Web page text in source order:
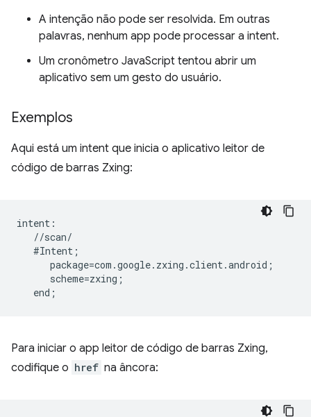
A intenção não pode ser resolvida. Em outras
palavras, nenhum app pode processar a intent.
Um cronômetro JavaScript tentou abrir um
aplicativo sem um gesto do usuário.
Exemplos
Aqui está um intent que inicia o aplicativo leitor de
código de barras Zxing:
intent:
   //scan/
   #Intent;
      package=com.google.zxing.client.android;
      scheme=zxing;
Para iniciar o app leitor de código de barras Zxing,
codifique o href na âncora: